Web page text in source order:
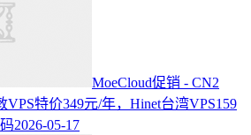
MoeCloud促销 - CN2
特价349元/年，Hinet台湾VPS159
2026-05-17